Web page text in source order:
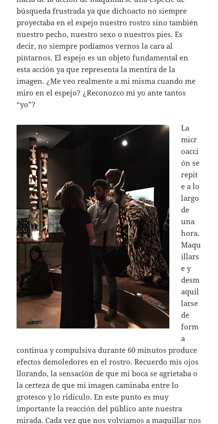
búsqueda frustrada ya que dichoacto no siempre
proyectaba en el espejo nuestro rostro sino también
nuestro pecho, nuestro sexo o nuestros pies. Es
decir, no siempre podíamos vernos la cara al
pintarnos. El espejo es un objeto fundamental en
esta acción ya que representa la mentira de la
imagen. ¿Me veo realmente a mi misma cuando me
miro en el espejo? ¿Reconozco mi yo ante tantos
“yo”?
La
micr
oacci
ón se
repit
e a lo
largo
de
una
hora.
Maqu
illars
e y
desm
aquil
larse
de
form
a
continua y compulsiva durante 60 minutos produce
efectos demoledores en el rostro. Recuerdo mis ojos
llorando, la sensación de que mi boca se agrietaba o
la certeza de que mi imagen caminaba entre lo
grotesco y lo ridículo. En este punto es muy
importante la reacción del público ante nuestra
mirada. Cada vez que nos volvíamos a maquillar nos